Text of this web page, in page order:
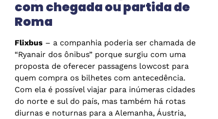
com chegada ou partida de
Roma
Flixbus – a companhia poderia ser chamada de
“Ryanair dos ônibus” porque surgiu com uma
proposta de oferecer passagens lowcost para
quem compra os bilhetes com antecedência.
Com ela é possível viajar para inúmeras cidades
do norte e sul do país, mas também há rotas
diurnas e noturnas para a Alemanha, Áustria,